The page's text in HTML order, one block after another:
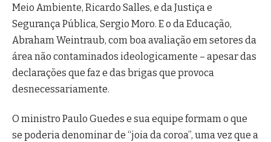
Meio Ambiente, Ricardo Salles, e da Justiça e
Segurança Pública, Sergio Moro. E o da Educação,
Abraham Weintraub, com boa avaliação em setores da
área não contaminados ideologicamente – apesar das
declarações que faz e das brigas que provoca
desnecessariamente.
O ministro Paulo Guedes e sua equipe formam o que
se poderia denominar de “joia da coroa”, uma vez que a